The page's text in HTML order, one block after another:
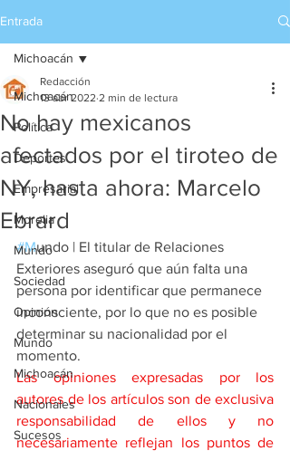
Entrada
Michoacán
Política
Deportes
Empresarial
Morelia
Mundo
Sociedad
Opinión
Mundo
Michoacán
Nacionales
Sucesos
Michoacán
No hay mexicanos
afectados por el tiroteo de
NY, hasta ahora: Marcelo
Ebrard
Redacción
13 abr 2022 2 min de lectura
#Mundo | El titular de Relaciones
Exteriores aseguró que aún falta una
persona por identificar que permanece
inconsciente, por lo que no es posible
determinar su nacionalidad por el
momento.
Las opiniones expresadas por los
autores de los artículos son de exclusiva
responsabilidad de ellos y no
necesariamente reflejan los puntos de